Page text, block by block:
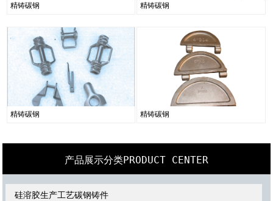
精铸碳钢 精铸碳钢
精铸碳钢 精铸碳钢
产品展示分类PRODUCT CENTER
硅溶胶生产工艺碳钢铸件